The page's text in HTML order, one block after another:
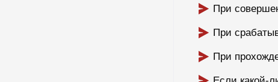
При
При
При